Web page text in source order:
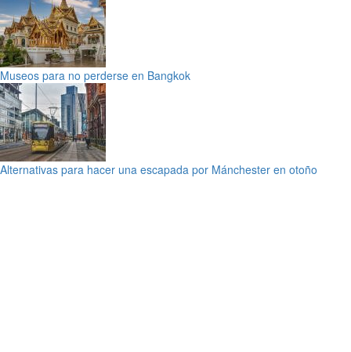
Museos para no perderse en Bangkok
Alternativas para hacer una escapada por Mánchester en otoño